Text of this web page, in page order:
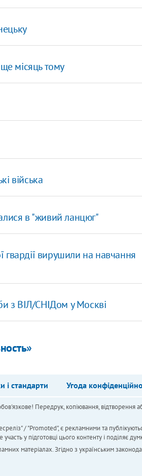
місяць тому
війська
в "живий ланцюг"
гвардії вирушили на навчання
з ВІЛ/СНІДом у Москві
і стандарти Угода
Передрук, копіювання, відтворення
/ "Promoted", є рекламними та
у підготовці цього контенту і поділяє
матеріалах. Згідно з українським